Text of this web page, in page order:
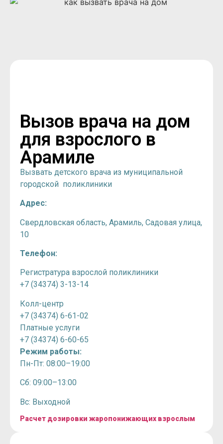
Вызов врача на дом
для взрослого в
Арамиле
Вызвать детского врача из муниципальной
городской поликлиники
Адрес:
Свердловская область, Арамиль, Садовая улица,
10
Телефон:
Регистратура взрослой поликлиники
+7 (34374) 3-13-14
Колл-центр
+7 (34374) 6-61-02
Платные услуги
+7 (34374) 6-60-65
Режим работы:
Пн-Пт: 08:00–19:00
Сб: 09:00–13:00
Вс: Выходной
Расчет дозировки жаропонижающих взрослым